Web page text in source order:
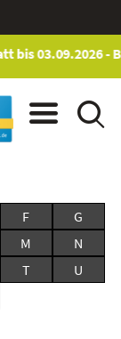
bis 03.09.2026 -
F
G
M
N
T
U